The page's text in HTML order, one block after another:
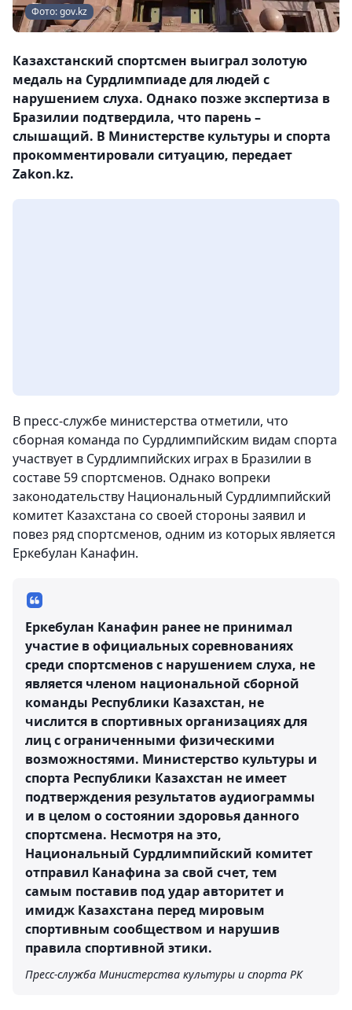
Фото: gov.kz
Казахстанский спортсмен выиграл золотую
медаль на Сурдлимпиаде для людей с
нарушением слуха. Однако позже экспертиза в
Бразилии подтвердила, что парень –
слышащий. В Министерстве культуры и спорта
прокомментировали ситуацию, передает
Zakon.kz.
В пресс-службе министерства отметили, что
сборная команда по Сурдлимпийским видам спорта
участвует в Сурдлимпийских играх в Бразилии в
составе 59 спортсменов. Однако вопреки
законодательству Национальный Сурдлимпийский
комитет Казахстана со своей стороны заявил и
повез ряд спортсменов, одним из которых является
Еркебулан Канафин.
Еркебулан Канафин ранее не принимал
участие в официальных соревнованиях
среди спортсменов с нарушением слуха, не
является членом национальной сборной
команды Республики Казахстан, не
числится в спортивных организациях для
лиц с ограниченными физическими
возможностями. Министерство культуры и
спорта Республики Казахстан не имеет
подтверждения результатов аудиограммы
и в целом о состоянии здоровья данного
спортсмена. Несмотря на это,
Национальный Сурдлимпийский комитет
отправил Канафина за свой счет, тем
самым поставив под удар авторитет и
имидж Казахстана перед мировым
спортивным сообществом и нарушив
правила спортивной этики.
Пресс-служба Министерства культуры и спорта РК